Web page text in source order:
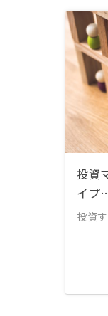
投資
イプ
投資